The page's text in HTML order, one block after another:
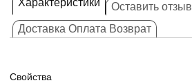
Оставить отзыв
Доставка Оплата Возврат
Свойства